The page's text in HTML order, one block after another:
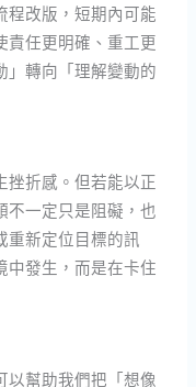
程改版，短期內可能
責任更明確、重工更
」轉向「理解變動的
挫折感。但若能以正
不一定只是阻礙，也
重新定位目標的訊
中發生，而是在卡住
以幫助我們把「想像